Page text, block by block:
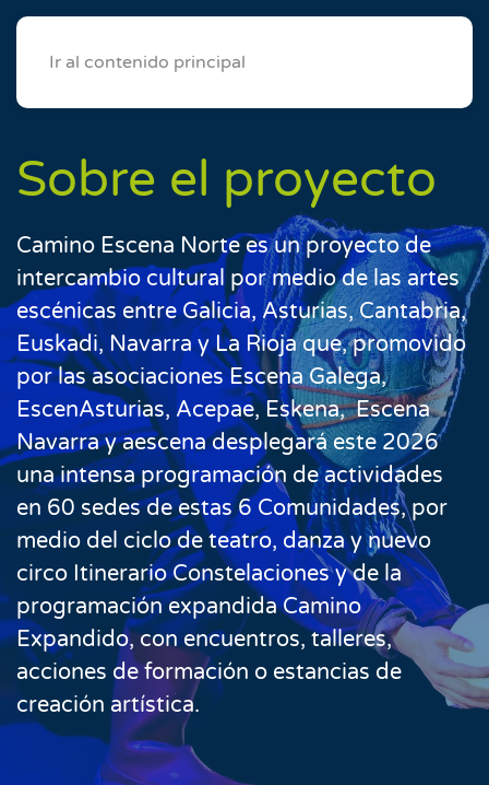
Ir al contenido principal
Sobre el proyecto
Camino Escena Norte es un proyecto de
intercambio cultural por medio de las artes
escénicas entre Galicia, Asturias, Cantabria,
Euskadi, Navarra y La Riojaque, promovido
por las asociaciones Escena Galega,
EscenAsturias, Acepae,Eskena, Escena
Navarra y aescenadesplegará este 2026
una intensa programación de actividades
en 60 sedes de estas6 Comunidades, por
medio del ciclo de teatro, danza y nuevo
circo ItinerarioConstelaciones y de la
programación expandida Camino
Expandido, con encuentros, talleres,
acciones de formación o estancias de
creación artística.